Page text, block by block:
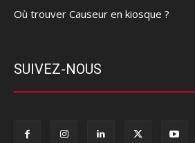
Où trouver Causeur en kiosque ?
SUIVEZ-NOUS